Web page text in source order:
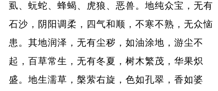
虱、蚖蛇、蜂蝎、虎狼、恶兽。地纯众宝，无有
石沙，阴阳调柔，四气和顺，不寒不熟，无众恼
患。其地润泽，无有尘秽，如油涂地，游尘不
起，百草常生，无有冬夏，树木繁茂，华果炽
盛。地生濡草，槃萦右旋，色如孔翠，香如婆